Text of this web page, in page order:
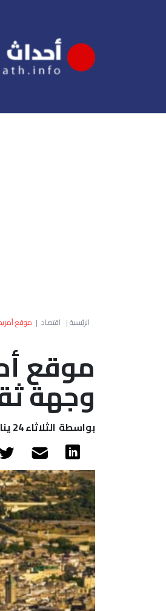
الرئيسية| اقتصاد | موقع
موقع
وجهة
بواسطة الثلاثاء 24 يناير, 2023 - 18:05